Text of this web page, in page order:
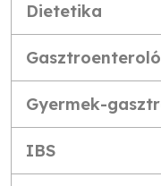
Dietetika
Gyermek-
IBS